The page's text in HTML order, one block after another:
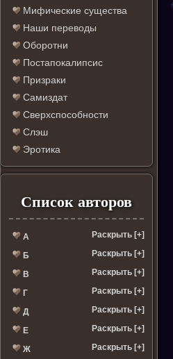
Мифические существа
Наши переводы
Оборотни
Постапокалипсис
Призраки
Самиздат
Сверхспособности
Слэш
Эротика
Список авторов
А Раскрыть [+]
Б Раскрыть [+]
В Раскрыть [+]
Г Раскрыть [+]
Д Раскрыть [+]
Е Раскрыть [+]
Ж Раскрыть [+]